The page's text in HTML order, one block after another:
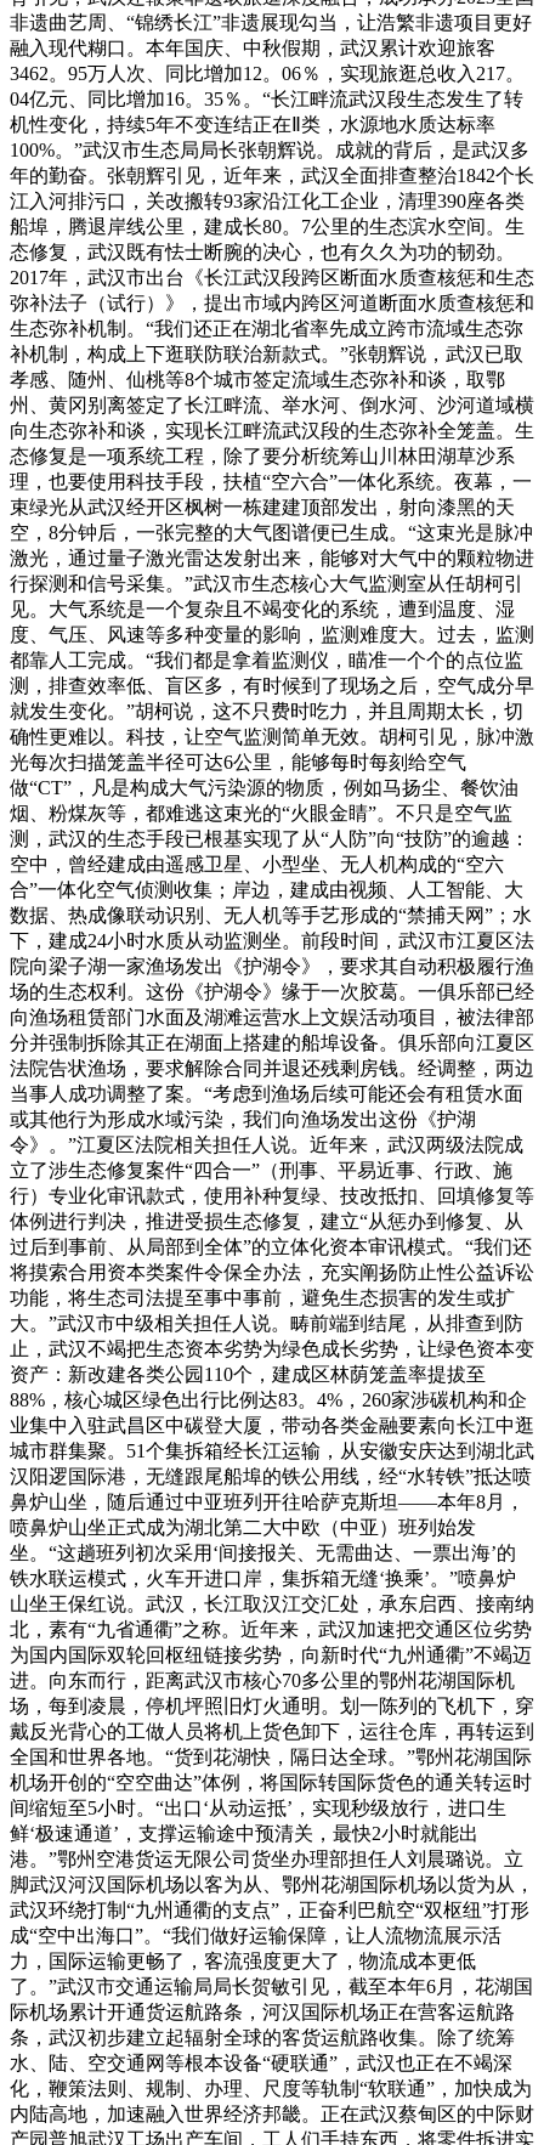
非遗曲艺周、“锦绣长江”非遗展现勾当，让浩繁非遗项目更好
融入现代糊口。本年国庆、中秋假期，武汉累计欢迎旅客
3462。95万人次、同比增加12。06％，实现旅逛总收入217。
04亿元、同比增加16。35％。“长江畔流武汉段生态发生了转
机性变化，持续5年不变连结正在Ⅱ类，水源地水质达标率
100%。”武汉市生态局局长张朝辉说。成就的背后，是武汉多
年的勤奋。张朝辉引见，近年来，武汉全面排查整治1842个长
江入河排污口，关改搬转93家沿江化工企业，清理390座各类
船埠，腾退岸线公里，建成长80。7公里的生态滨水空间。生
态修复，武汉既有怯士断腕的决心，也有久久为功的韧劲。
2017年，武汉市出台《长江武汉段跨区断面水质查核惩和生态
弥补法子（试行）》，提出市域内跨区河道断面水质查核惩和
生态弥补机制。“我们还正在湖北省率先成立跨市流域生态弥
补机制，构成上下逛联防联治新款式。”张朝辉说，武汉已取
孝感、随州、仙桃等8个城市签定流域生态弥补和谈，取鄂
州、黄冈别离签定了长江畔流、举水河、倒水河、沙河道域横
向生态弥补和谈，实现长江畔流武汉段的生态弥补全笼盖。生
态修复是一项系统工程，除了要分析统筹山川林田湖草沙系
理，也要使用科技手段，扶植“空六合”一体化系统。夜幕，一
束绿光从武汉经开区枫树一栋建建顶部发出，射向漆黑的天
空，8分钟后，一张完整的大气图谱便已生成。“这束光是脉冲
激光，通过量子激光雷达发射出来，能够对大气中的颗粒物进
行探测和信号采集。”武汉市生态核心大气监测室从任胡柯引
见。大气系统是一个复杂且不竭变化的系统，遭到温度、湿
度、气压、风速等多种变量的影响，监测难度大。过去，监测
都靠人工完成。“我们都是拿着监测仪，瞄准一个个的点位监
测，排查效率低、盲区多，有时候到了现场之后，空气成分早
就发生变化。”胡柯说，这不只费时吃力，并且周期太长，切
确性更难以。科技，让空气监测简单无效。胡柯引见，脉冲激
光每次扫描笼盖半径可达6公里，能够每时每刻给空气
做“CT”，凡是构成大气污染源的物质，例如马扬尘、餐饮油
烟、粉煤灰等，都难逃这束光的“火眼金睛”。不只是空气监
测，武汉的生态手段已根基实现了从“人防”向“技防”的逾越：
空中，曾经建成由遥感卫星、小型坐、无人机构成的“空六
合”一体化空气侦测收集；岸边，建成由视频、人工智能、大
数据、热成像联动识别、无人机等手艺形成的“禁捕天网”；水
下，建成24小时水质从动监测坐。前段时间，武汉市江夏区法
院向梁子湖一家渔场发出《护湖令》，要求其自动积极履行渔
场的生态权利。这份《护湖令》缘于一次胶葛。一俱乐部已经
向渔场租赁部门水面及湖滩运营水上文娱活动项目，被法律部
分并强制拆除其正在湖面上搭建的船埠设备。俱乐部向江夏区
法院告状渔场，要求解除合同并退还残剩房钱。经调整，两边
当事人成功调整了案。“考虑到渔场后续可能还会有租赁水面
或其他行为形成水域污染，我们向渔场发出这份《护湖
令》。”江夏区法院相关担任人说。近年来，武汉两级法院成
立了涉生态修复案件“四合一”（刑事、平易近事、行政、施
行）专业化审讯款式，使用补种复绿、技改抵扣、回填修复等
体例进行判决，推进受损生态修复，建立“从惩办到修复、从
过后到事前、从局部到全体”的立体化资本审讯模式。“我们还
将摸索合用资本类案件令保全办法，充实阐扬防止性公益诉讼
功能，将生态司法提至事中事前，避免生态损害的发生或扩
大。”武汉市中级相关担任人说。畴前端到结尾，从排查到防
止，武汉不竭把生态资本劣势为绿色成长劣势，让绿色资本变
资产：新改建各类公园110个，建成区林荫笼盖率提拔至
88%，核心城区绿色出行比例达83。4%，260家涉碳机构和企
业集中入驻武昌区中碳登大厦，带动各类金融要素向长江中逛
城市群集聚。51个集拆箱经长江运输，从安徽安庆达到湖北武
汉阳逻国际港，无缝跟尾船埠的铁公用线，经“水转铁”抵达喷
鼻炉山坐，随后通过中亚班列开往哈萨克斯坦——本年8月，
喷鼻炉山坐正式成为湖北第二大中欧（中亚）班列始发
坐。“这趟班列初次采用‘间接报关、无需曲达、一票出海’的
铁水联运模式，火车开进口岸，集拆箱无缝‘换乘’。”喷鼻炉
山坐王保红说。武汉，长江取汉江交汇处，承东启西、接南纳
北，素有“九省通衢”之称。近年来，武汉加速把交通区位劣势
为国内国际双轮回枢纽链接劣势，向新时代“九州通衢”不竭迈
进。向东而行，距离武汉市核心70多公里的鄂州花湖国际机
场，每到凌晨，停机坪照旧灯火通明。划一陈列的飞机下，穿
戴反光背心的工做人员将机上货色卸下，运往仓库，再转运到
全国和世界各地。“货到花湖快，隔日达全球。”鄂州花湖国际
机场开创的“空空曲达”体例，将国际转国际货色的通关转运时
间缩短至5小时。“出口‘从动运抵’，实现秒级放行，进口生
鲜‘极速通道’，支撑运输途中预清关，最快2小时就能出
港。”鄂州空港货运无限公司货坐办理部担任人刘晨璐说。立
脚武汉河汉国际机场以客为从、鄂州花湖国际机场以货为从，
武汉环绕打制“九州通衢的支点”，正奋利巴航空“双枢纽”打形
成“空中出海口”。“我们做好运输保障，让人流物流展示活
力，国际运输更畅了，客流强度更大了，物流成本更低
了。”武汉市交通运输局局长贺敏引见，截至本年6月，花湖国
际机场累计开通货运航路条，河汉国际机场正在营客运航路
条，武汉初步建立起辐射全球的客货运航路收集。除了统筹
水、陆、空交通网等根本设备“硬联通”，武汉也正在不竭深
化，鞭策法则、规制、办理、尺度等轨制“软联通”，加快成为
内陆高地，加速融入世界经济邦畿。正在武汉蔡甸区的中际财
产园普旭武汉工场出产车间，工人们手持东西，将零件拆进实